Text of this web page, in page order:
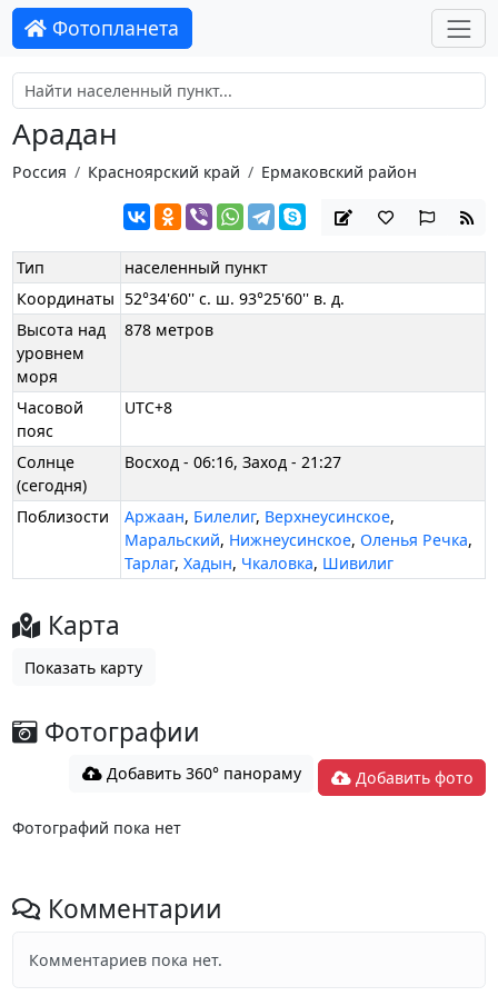
Фотопланета
Арадан
Россия Красноярский край Ермаковский район
Тип
населенный пункт
Координаты 52°34'60'' с. ш. 93°25'60'' в. д.
Высота над
уровнем
моря
878 метров
Часовой
пояс
UTC+8
Солнце
(сегодня)
Восход - 06:16, Заход - 21:27
Поблизости Аржаан, Билелиг, Верхнеусинское,
Маральский, Нижнеусинское,Оленья Речка,
Тарлаг,Хадын, Чкаловка, Шивилиг
Карта
Показать карту
Фотографии
Добавить 360° панораму Добавить фото
Фотографий пока нет
Комментарии
Комментариев пока нет.